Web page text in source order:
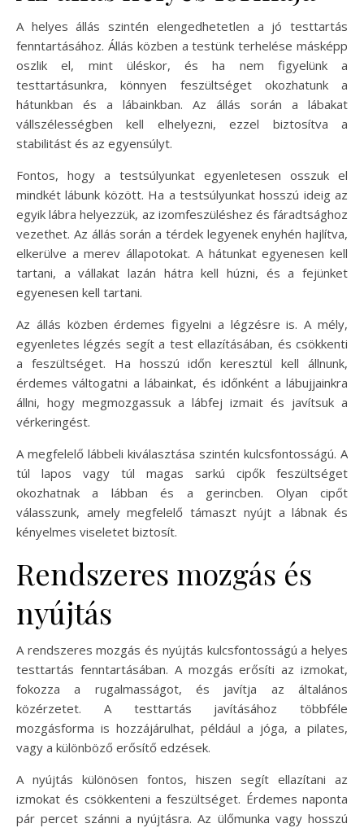
A helyes állás szintén elengedhetetlen a jó testtartás
fenntartásához. Állás közben a testünk terhelése másképp
oszlik el, mint üléskor, és ha nem figyelünk a
testtartásunkra, könnyen feszültséget okozhatunk a
hátunkban és a lábainkban. Az állás során a lábakat
vállszélességben kell elhelyezni, ezzel biztosítva a
stabilitást és az egyensúlyt.
Fontos, hogy a testsúlyunkat egyenletesen osszuk el
mindkét lábunk között. Ha a testsúlyunkat hosszú ideig az
egyik lábra helyezzük, az izomfeszüléshez és fáradtsághoz
vezethet. Az állás során a térdek legyenek enyhén hajlítva,
elkerülve a merev állapotokat. A hátunkat egyenesen kell
tartani, a vállakat lazán hátra kell húzni, és a fejünket
egyenesen kell tartani.
Az állás közben érdemes figyelni a légzésre is. A mély,
egyenletes légzés segít a test ellazításában, és csökkenti
a feszültséget. Ha hosszú időn keresztül kell állnunk,
érdemes váltogatni a lábainkat, és időnként a lábujjainkra
állni, hogy megmozgassuk a lábfej izmait és javítsuk a
vérkeringést.
A megfelelő lábbeli kiválasztása szintén kulcsfontosságú. A
túl lapos vagy túl magas sarkú cipők feszültséget
okozhatnak a lábban és a gerincben. Olyan cipőt
válasszunk, amely megfelelő támaszt nyújt a lábnak és
kényelmes viseletet biztosít.
Rendszeres mozgás és
nyújtás
A rendszeres mozgás és nyújtás kulcsfontosságú a helyes
testtartás fenntartásában. A mozgás erősíti az izmokat,
fokozza a rugalmasságot, és javítja az általános
közérzetet. A testtartás javításához többféle
mozgásforma is hozzájárulhat, például a jóga, a pilates,
vagy a különböző erősítő edzések.
A nyújtás különösen fontos, hiszen segít ellazítani az
izmokat és csökkenteni a feszültséget. Érdemes naponta
pár percet szánni a nyújtásra. Az ülőmunka vagy hosszú